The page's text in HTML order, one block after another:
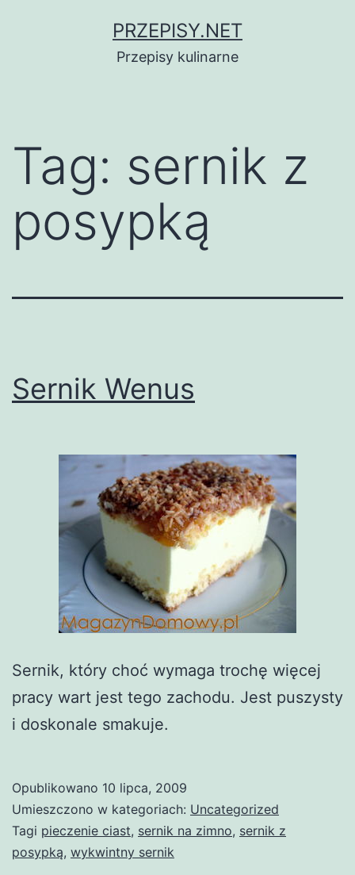
PRZEPISY.NET
Przepisy kulinarne
Tag: sernik z
posypką
Sernik Wenus
Sernik, który choć wymaga trochę więcej
pracy wart jest tego zachodu. Jest puszysty
i doskonale smakuje.
Opublikowano 10 lipca, 2009
Umieszczono w kategoriach: Uncategorized
Tagi pieczenie ciast, sernik na zimno, sernik z
posypką, wykwintny sernik